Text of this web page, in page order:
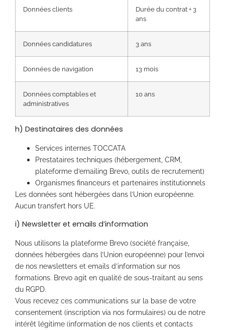
Données clients
Durée du contrat + 3
ans
Données candidatures 3 ans
Données de navigation 13 mois
Données comptables et
administratives
10 ans
h) Destinataires des données
Services internes TOCCATA
Prestataires techniques (hébergement, CRM,
plateforme d’emailing Brevo, outils de recrutement)
Organismes financeurs et partenaires institutionnels
Les données sont hébergées dans l’Union européenne.
Aucun transfert hors UE.
i) Newsletter et emails d’information
Nous utilisons la plateforme Brevo (société française,
données hébergées dans l’Union européenne) pour l’envoi
de nos newsletters et emails d’information sur nos
formations. Brevo agit en qualité de sous-traitant au sens
du RGPD.
Vous recevez ces communications sur la base de votre
consentement (inscription via nos formulaires) ou de notre
intérêt légitime (information de nos clients et contacts